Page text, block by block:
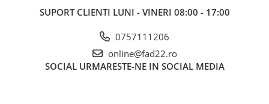
SUPORT CLIENTI LUNI - VINERI 08:00 - 17:00
0757111206
online@fad22.ro
SOCIAL URMARESTE-NE IN SOCIAL MEDIA